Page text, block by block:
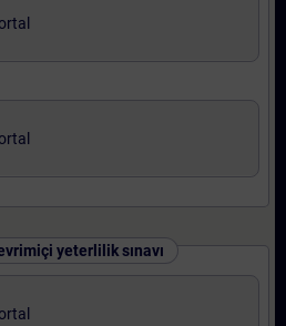
yeterlilik sınavı